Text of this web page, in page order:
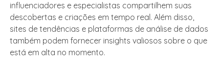
influenciadores e especialistas compartilhem suas
descobertas e criações em tempo real. Além disso,
sites de tendências e plataformas de análise de dados
também podem fornecer insights valiosos sobre o que
está em alta no momento.